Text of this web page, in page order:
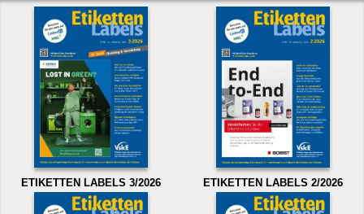
ETIKETTEN LABELS 3/2026 ETIKETTEN LABELS 2/2026